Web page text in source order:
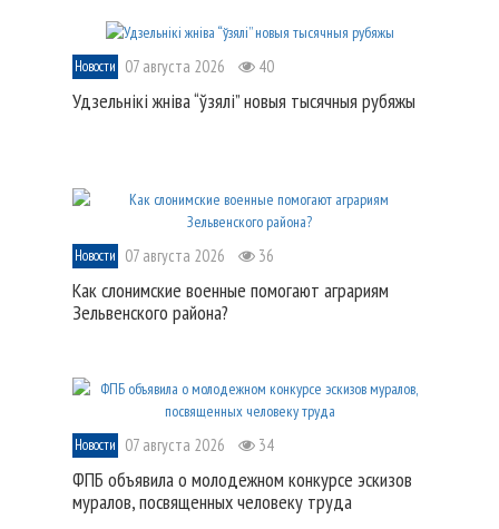
Новости 07 августа 2026 40
Удзельнікі жніва “ўзялі” новыя тысячныя рубяжы
Новости 07 августа 2026 36
Как слонимские военные помогают аграриям
Зельвенского района?
Новости 07 августа 2026 34
ФПБ объявила о молодежном конкурсе эскизов
муралов, посвященных человеку труда